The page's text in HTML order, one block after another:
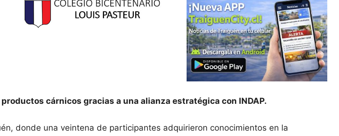
cárnicos gracias a una alianza estratégica con INDAP.
donde una veintena de participantes adquirieron conocimientos en la